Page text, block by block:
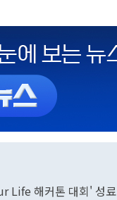
Life 해커톤 대회' 성료